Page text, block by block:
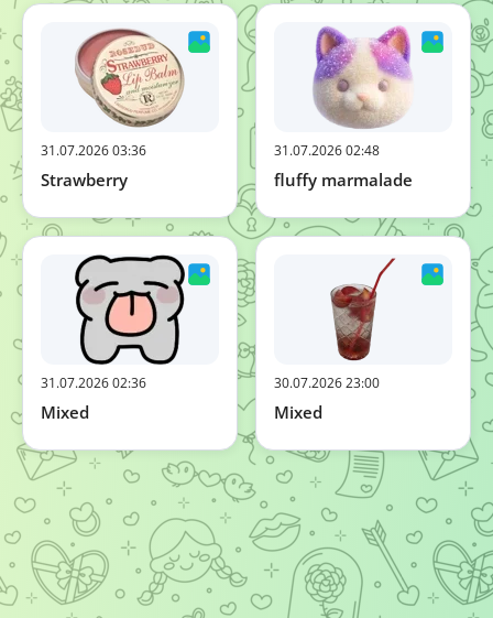
31.07.2026 03:36
Strawberry
31.07.2026 02:48
fluffy marmalade
31.07.2026 02:36
Mixed
30.07.2026 23:00
Mixed